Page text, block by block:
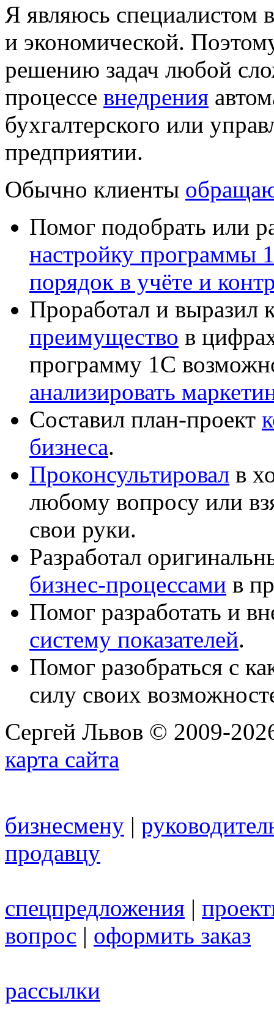
Я являюсь специалистом
и экономической.
решению задач любой
процессе внедрения
бухгалтерского или
предприятии.
Обычно клиенты
Помог подобрать или
настройку программы
порядок в учёте и
Проработал и выразил
преимущество в
программу 1С
анализировать
Составил план-проект
бизнеса.
Проконсультировал в
любому вопросу или
свои руки.
Разработал
бизнес-процессами в
Помог разработать и
систему показателей.
Помог разобраться с
силу своих
Сергей Львов © 2009-
карта сайта
бизнесмену |
продавцу
спецпредложения |
вопрос | оформить заказ
рассылки